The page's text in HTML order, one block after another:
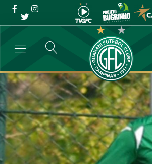
Sub-17 vence
segue na
classificação
Categoria de Base → Sub-17 vence